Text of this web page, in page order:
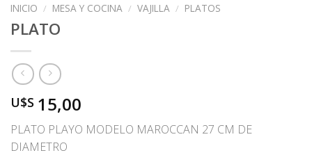
INICIO / MESA Y COCINA / VAJILLA / PLATOS
PLATO
U$S 15,00
PLATO PLAYO MODELO MAROCCAN 27 CM DE
DIAMETRO